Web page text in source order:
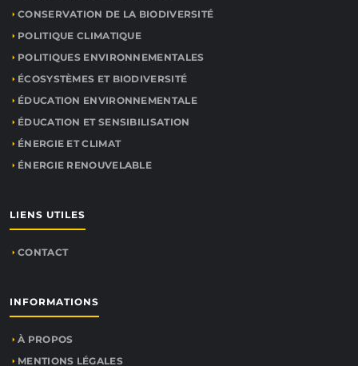
CONSERVATION DE LA BIODIVERSITÉ
POLITIQUE CLIMATIQUE
POLITIQUES ENVIRONNEMENTALES
ÉCOSYSTÈMES ET BIODIVERSITÉ
ÉDUCATION ENVIRONNEMENTALE
ÉDUCATION ET SENSIBILISATION
ÉNERGIE ET CLIMAT
ÉNERGIE RENOUVELABLE
LIENS UTILES
CONTACT
INFORMATIONS
À PROPOS
MENTIONS LÉGALES